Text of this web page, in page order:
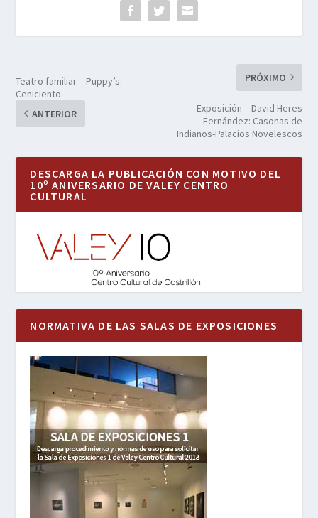
Teatro familiar – Puppy’s:
Ceniciento
ANTERIOR
PRÓXIMO
Exposición – David Heres
Fernández: Casonas de
Indianos-Palacios Novelescos
DESCARGA LA PUBLICACIÓN CON MOTIVO DEL
10º ANIVERSARIO DE VALEY CENTRO
CULTURAL
NORMATIVA DE LAS SALAS DE EXPOSICIONES